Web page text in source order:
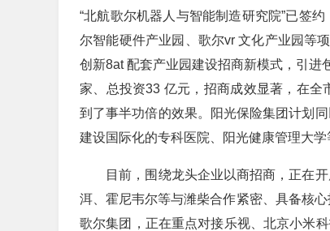
“北航歌尔机器人与智能制造研究院”已签
尔智能硬件产业园、歌尔vr 文化产业园等
创新8at 配套产业园建设招商新模式，引
家、总投资33 亿元，招商成效显著，在
到了事半功倍的效果。阳光保险集团计划
建设国际化的专科医院、阳光健康管理大学
目前，围绕龙头企业以商招商，正在开
洱、霍尼韦尔等与潍柴合作紧密、具备核
歌尔集团，正在重点对接乐视、北京小米